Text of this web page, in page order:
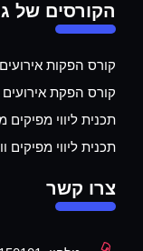
הקורסים של
קורס הפקות
קורס הפקת אירועים –
תכנית ליווי מפיקים
תכנית ליווי מפיקים
צרו קשר